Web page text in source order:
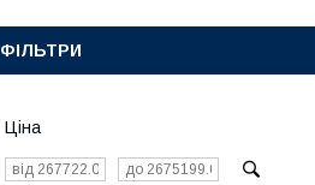
ФІЛЬТРИ
Ціна